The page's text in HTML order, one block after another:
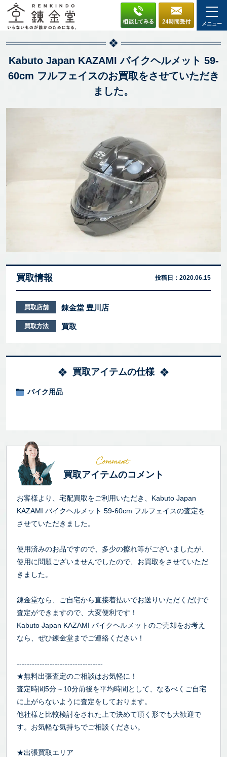
メニュー
Kabuto Japan KAZAMI バイクヘルメット 59-
60cm フルフェイスのお買取をさせていただき
ました。
買取情報 投稿日： 2020.06.15
買取店舗 錬金堂 豊川店
買取方法 買取
買取アイテムの仕様
バイク用品
買取アイテムのコメント
お客様より、宅配買取をご利用いただき、Kabuto Japan
KAZAMI バイクヘルメット 59-60cm フルフェイスの査定を
させていただきました。
使用済みのお品ですので、多少の擦れ等がございましたが、
使用に問題ございませんでしたので、お買取をさせていただ
きました。
錬金堂なら、ご自宅から直接着払いでお送りいただくだけで
査定ができますので、大変便利です！
Kabuto Japan KAZAMI バイクヘルメットのご売却をお考え
なら、ぜひ錬金堂までご連絡ください！
----------------------------------
★無料出張査定のご相談はお気軽に！
査定時間5分～10分前後を平均時間として、なるべくご自宅
に上がらないように査定をしております。
他社様と比較検討をされた上で決めて頂く形でも大歓迎で
す。お気軽な気持ちでご相談ください。
★出張買取エリア